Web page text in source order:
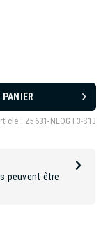
PANIER
: Z5631-NEOGT3-S13
peuvent être